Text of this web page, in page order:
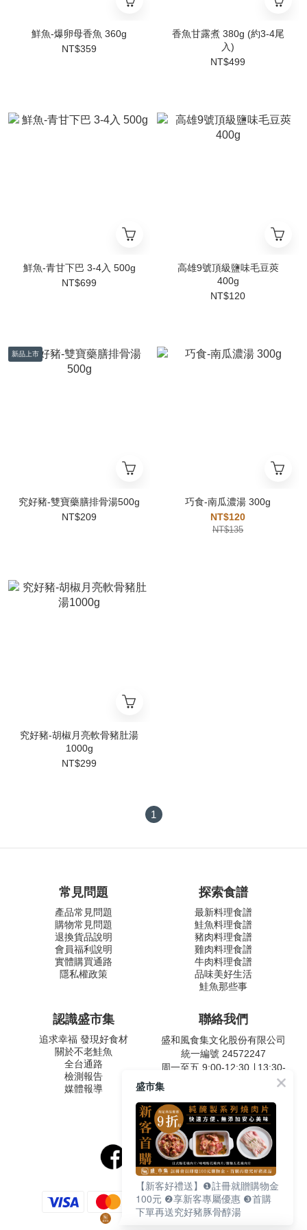
鮮魚-爆卵母香魚 360g
NT$359
香魚甘露煮 380g (約3-4尾
入)
NT$499
鮮魚-青甘下巴 3-4入 500g
NT$699
高雄9號頂級鹽味毛豆莢
400g
NT$120
新品上市
究好豬-雙寶藥膳排骨湯500g
NT$209
巧食-南瓜濃湯 300g
NT$120
NT$135
究好豬-胡椒月亮軟骨豬肚湯
1000g
NT$299
1
常見問題
產品常見問題
購物常見問題
退換貨品說明
會員福利說明
實體購買通路
隱私權政策
探索食譜
最新料理食譜
鮭魚料理食譜
豬肉料理食譜
雞肉料理食譜
牛肉料理食譜
品味美好生活
鮭魚那些事
認識盛市集
追求幸福 發現好食材
關於不老鮭魚
全台通路
檢測報告
媒體報導
聯絡我們
盛和風食集文化股份有限公司
統一編號 24572247
周一至五 9:00-12:30 ∣ 13:30-
台北市內湖區南京東路六段
487號9F
盛市集
【新客好禮送】❶註冊就贈購物金
100元 ❷享新客專屬優惠 ❸首購
下單再送究好豬豚骨醇湯